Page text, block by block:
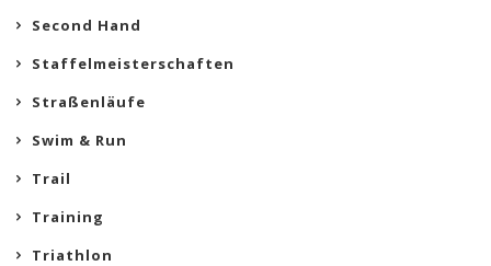
Second Hand
Staffelmeisterschaften
Straßenläufe
Swim & Run
Trail
Training
Triathlon